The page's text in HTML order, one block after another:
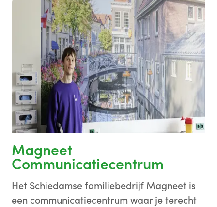
Magneet
Communicatiecentrum
Het Schiedamse familiebedrijf Magneet is
een communicatiecentrum waar je terecht